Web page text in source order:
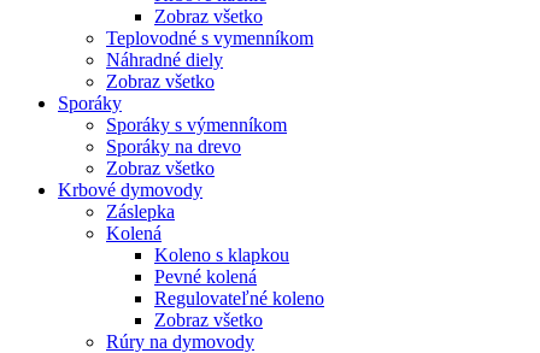
Zobraz všetko
Teplovodné s vymenníkom
Náhradné diely
Zobraz všetko
Sporáky
Sporáky s výmenníkom
Sporáky na drevo
Zobraz všetko
Krbové dymovody
Záslepka
Kolená
Koleno s klapkou
Pevné kolená
Regulovateľné koleno
Zobraz všetko
Rúry na dymovody